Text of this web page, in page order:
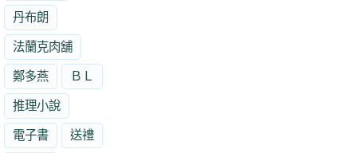
丹布朗
法蘭克肉舖
鄭多燕 ＢＬ
推理小說
電子書 送禮